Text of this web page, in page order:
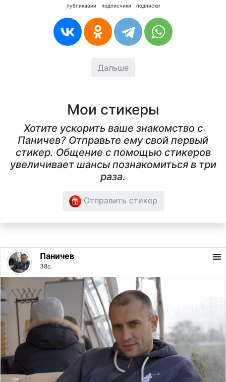
публикации подписчики подписки
Дальше
Мои стикеры
Хотите ускорить ваше знакомство с
Паничев? Отправьте ему свой первый
стикер. Общение с помощью стикеров
увеличивает шансы познакомиться в три
раза.
Отправить стикер
Паничев
38с.